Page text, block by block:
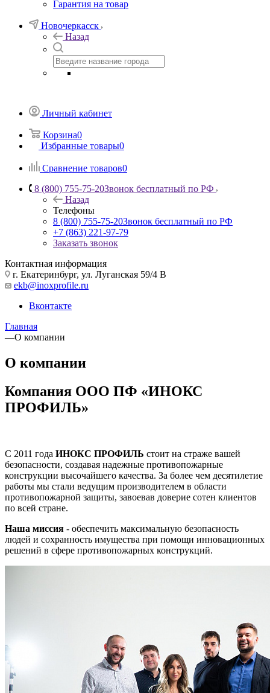
Гарантия на товар
Новочеркасск
Назад
Личный кабинет
Корзина0
Избранные товары0
Сравнение товаров0
8 (800) 755-75-20Звонок бесплатный по РФ
Назад
Телефоны
8 (800) 755-75-20Звонок бесплатный по РФ
+7 (863) 221-97-79
Заказать звонок
Контактная информация
г. Екатеринбург, ул. Луганская 59/4 В
ekb@inoxprofile.ru
Вконтакте
Главная
—О компании
О компании
Компания ООО ПФ «ИНОКС
ПРОФИЛЬ»
С 2011 года ИНОКС ПРОФИЛЬ стоит на страже вашей
безопасности, создавая надежные противопожарные
конструкции высочайшего качества. За более чем десятилетие
работы мы стали ведущим производителем в области
противопожарной защиты, завоевав доверие сотен клиентов
по всей стране.
Наша миссия - обеспечить максимальную безопасность
людей и сохранность имущества при помощи инновационных
решений в сфере противопожарных конструкций.